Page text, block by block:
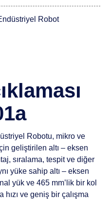
Robot
Robotu, mikro ve
geliştirilen altı – eksen
sıralama, tespit ve diğer
yüke sahip altı – eksen
yük ve 465 mm’lik bir kol
hızı ve geniş bir çalışma